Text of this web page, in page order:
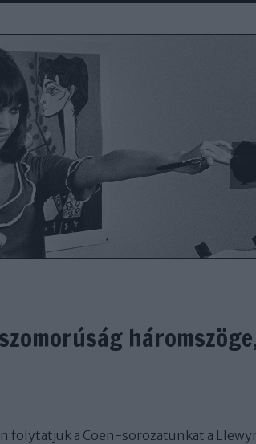
háromszöge,
folytatjuk a Coen-sorozatunkat a